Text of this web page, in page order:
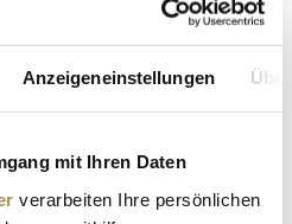
Anzeigeneinstellungen
mit Ihren Daten
verarbeiten Ihre persönlichen
Wörter zwischen
Nachname".
für Elektroautos mit